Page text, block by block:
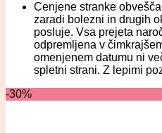
Cenjene stranke
zaradi bolezni in drugih
posluje. Vsa prejeta
odpremljena v
omenjenem datumu ni
spletni strani. Z lepimi
-30%